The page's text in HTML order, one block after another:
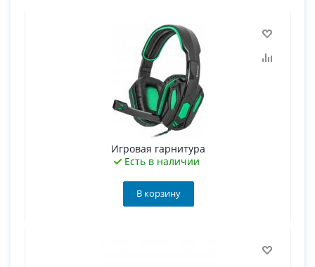
Игровая гарнитура
Есть в наличии
В корзину